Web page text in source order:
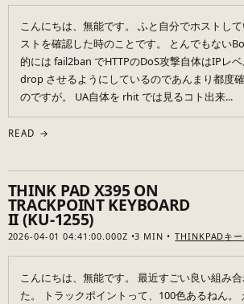
こんにちは、無能です。 ふと自分でホストし
ストを確認した時のことです。 とんでもない
的には fail2ban でHTTPのDoS攻撃自体はIPレ
drop させるようにしているのであんまり都度
のですが。 UA自体を rhit では見るコト出来...
READ →
THINK PAD X395 ON
TRACKPOINT KEYBOARD
II (KU-1255)
2026-04-01 04:41:00.000Z 3 MIN THINKPADキ
こんにちは、無能です。 最近すごい良い組み
た。 トラックポイントって、100色あるねん。